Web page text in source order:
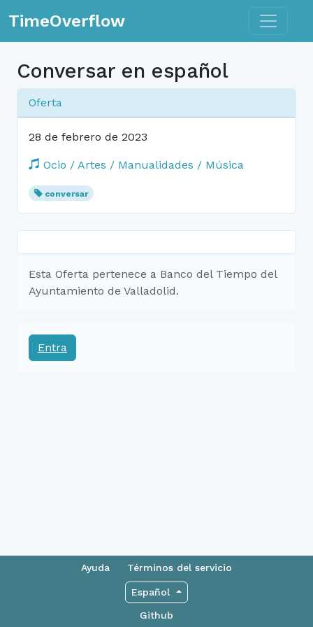
TimeOverflow Toggle
Conversar en español
Oferta
28 de febrero de 2023
Ocio / Artes / Manualidades / Música
conversar
Esta Oferta pertenece a Banco del Tiempo del
Ayuntamiento de Valladolid.
Entra
Ayuda Términos del servicio
Español
Github